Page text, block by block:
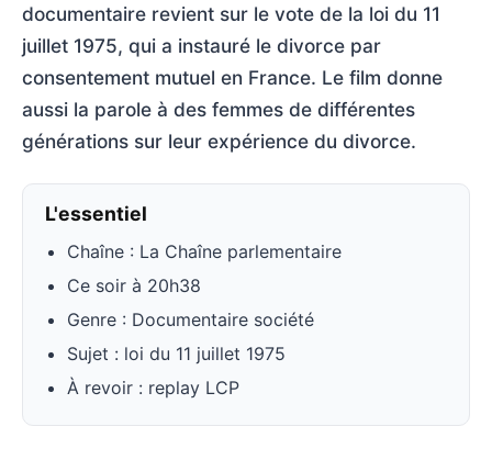
documentaire revient sur le vote de la loi du 11
juillet 1975, qui a instauré le divorce par
consentement mutuel en France. Le film donne
aussi la parole à des femmes de différentes
générations sur leur expérience du divorce.
L'essentiel
Chaîne : La Chaîne parlementaire
Ce soir à 20h38
Genre : Documentaire société
Sujet : loi du 11 juillet 1975
À revoir : replay LCP